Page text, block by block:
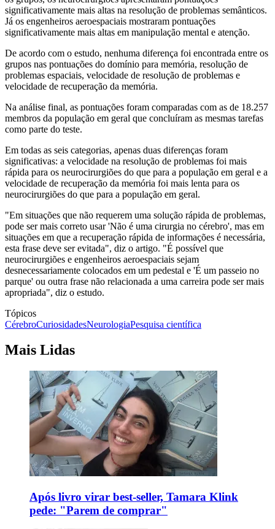
significativamente mais altas na resolução de problemas semânticos.
Já os engenheiros aeroespaciais mostraram pontuações
significativamente mais altas em manipulação mental e atenção.
De acordo com o estudo, nenhuma diferença foi encontrada entre os
grupos nas pontuações do domínio para memória, resolução de
problemas espaciais, velocidade de resolução de problemas e
velocidade de recuperação da memória.
Na análise final, as pontuações foram comparadas com as de 18.257
membros da população em geral que concluíram as mesmas tarefas
como parte do teste.
Em todas as seis categorias, apenas duas diferenças foram
significativas: a velocidade na resolução de problemas foi mais
rápida para os neurocirurgiões do que para a população em geral e a
velocidade de recuperação da memória foi mais lenta para os
neurocirurgiões do que para a população em geral.
"Em situações que não requerem uma solução rápida de problemas,
pode ser mais correto usar 'Não é uma cirurgia no cérebro', mas em
situações em que a recuperação rápida de informações é necessária,
esta frase deve ser evitada", diz o artigo. "É possível que
neurocirurgiões e engenheiros aeroespaciais sejam
desnecessariamente colocados em um pedestal e 'É um passeio no
parque' ou outra frase não relacionada a uma carreira pode ser mais
apropriada", diz o estudo.
Tópicos
CérebroCuriosidadesNeurologiaPesquisa científica
Mais Lidas
Após livro virar best-seller, Tamara Klink
pede: "Parem de comprar"